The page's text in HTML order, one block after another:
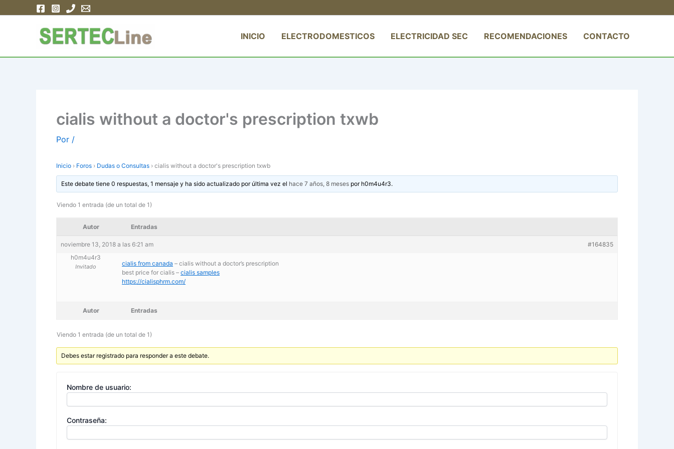
INICIO ELECTRODOMESTICOS ELECTRICIDAD SEC RECOMENDACIONES CONTACTO
cialis without a doctor's prescription txwb
Por /
Inicio › Foros › Dudas o Consultas › cialis without a doctor's prescription txwb
Este debate tiene 0 respuestas, 1 mensaje y ha sido actualizado por última vez el hace 7 años, 8 meses por h0m4u4r3.
Viendo 1 entrada (de un total de 1)
Autor Entradas
noviembre 13, 2018 a las 6:21 am
#164835
h0m4u4r3
Invitado cialis from canada – cialis without a doctor’s prescription
best price for cialis – cialis samples
https://cialisphrm.com/
Autor Entradas
Viendo 1 entrada (de un total de 1)
Debes estar registrado para responder a este debate.
Nombre de usuario:
Contraseña: